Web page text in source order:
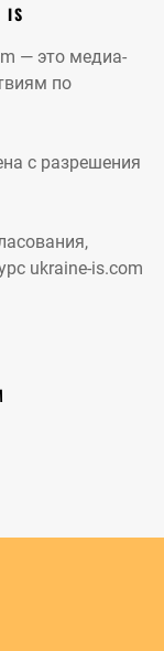
IS
— это медиа-
по
с разрешения
ukraine-is.com